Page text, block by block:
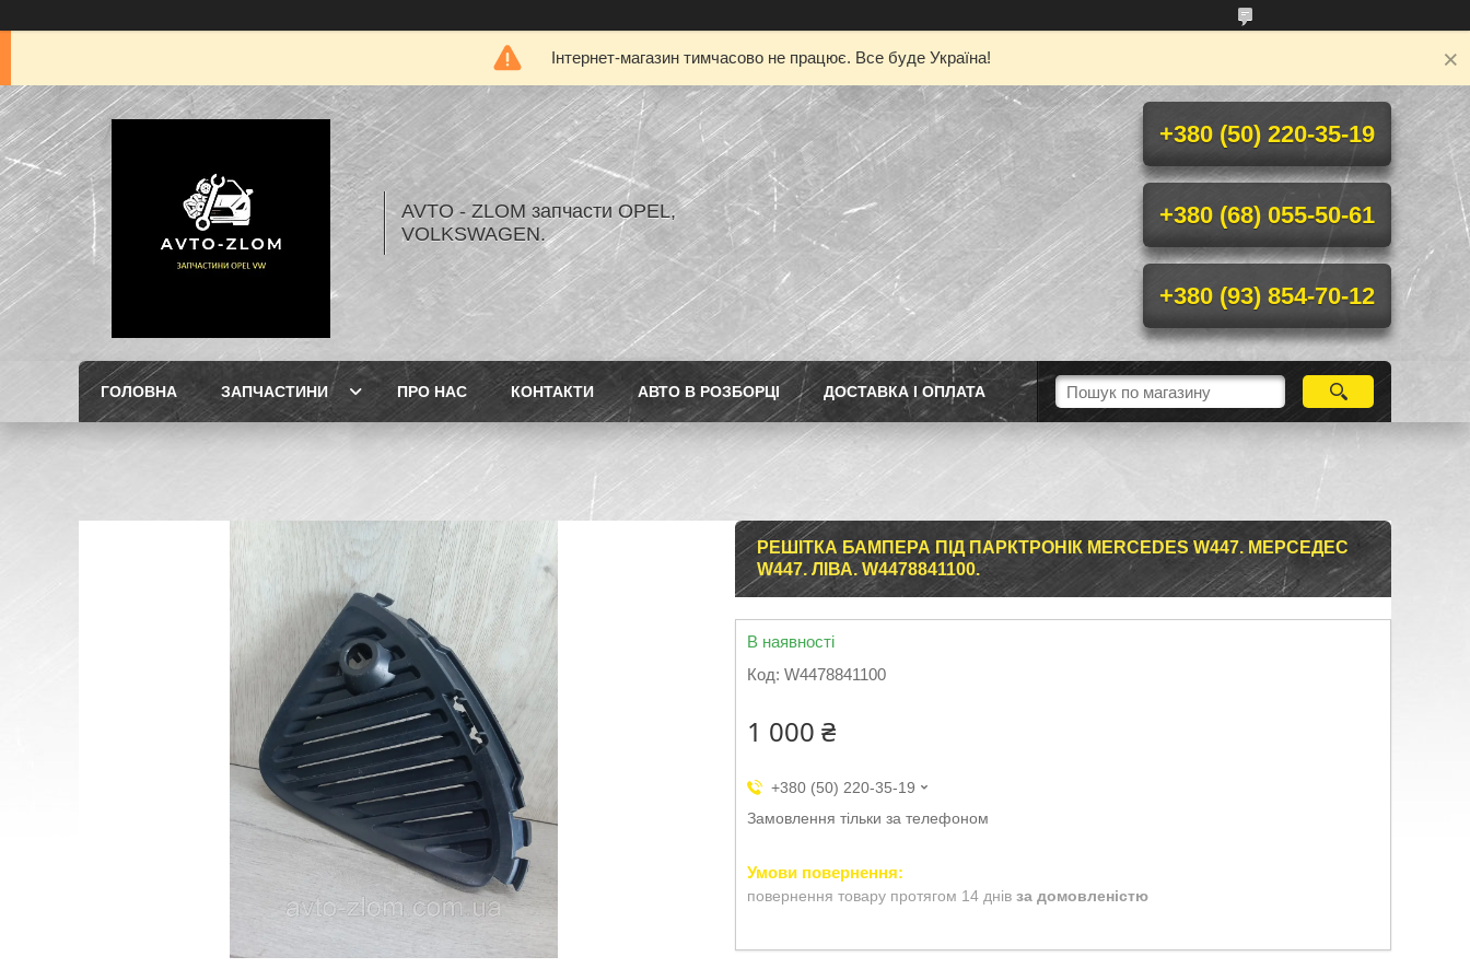
Інтернет-магазин тимчасово не працює. Все буде Україна!
AVTO - ZLOM запчасти OPEL,
VOLKSWAGEN.
+380 (50) 220-35-19
+380 (68) 055-50-61
+380 (93) 854-70-12
ГОЛОВНА ЗАПЧАСТИНИ ПРО НАС КОНТАКТИ АВТО В РОЗБОРЦІ ДОСТАВКА І ОПЛАТА
РЕШІТКА БАМПЕРА ПІД ПАРКТРОНІК MERCEDES W447. МЕРСЕДЕС
W447. ЛІВА. W4478841100.
В наявності
Код: W4478841100
1 000 ₴
+380 (50) 220-35-19
Замовлення тільки за телефоном
повернення товару протягом 14 днів за домовленістю